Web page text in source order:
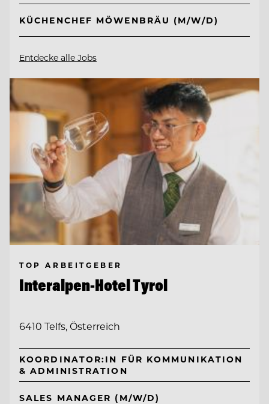
KÜCHENCHEF MÖWENBRÄU (M/W/D)
Entdecke alle Jobs
TOP ARBEITGEBER
Interalpen-Hotel Tyrol
6410 Telfs, Österreich
KOORDINATOR:IN FÜR KOMMUNIKATION
& ADMINISTRATION
SALES MANAGER (M/W/D)